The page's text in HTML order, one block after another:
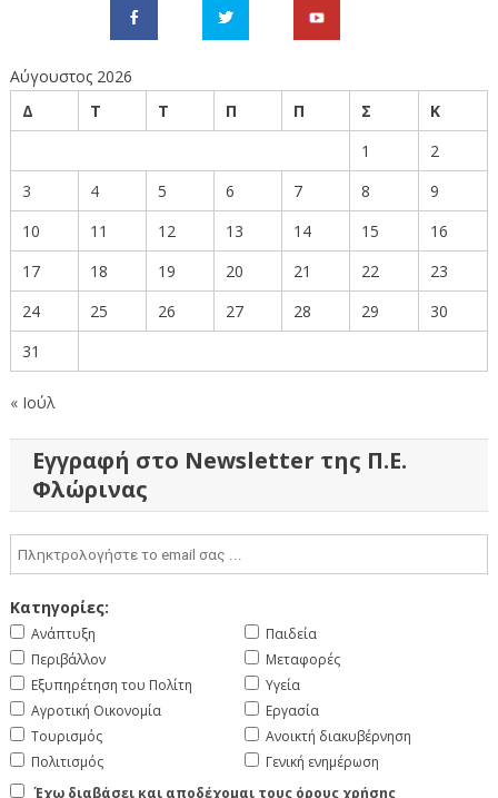
Αύγουστος 2026
Δ
Τ Τ Π Π Σ
Κ
1
2
3
4 5 6 7 8
9
10
11 12 13 14 15
16
17
18 19 20 21 22
23
24
25 26 27 28 29
30
31
« Ιούλ
Εγγραφή στο Newsletter της Π.Ε.
Φλώρινας
Κατηγορίες:
Ανάπτυξη
Περιβάλλον
Εξυπηρέτηση του Πολίτη
Αγροτική Οικονομία
Τουρισμός
Πολιτισμός
Παιδεία
Μεταφορές
Υγεία
Εργασία
Ανοικτή διακυβέρνηση
Γενική ενημέρωση
Έχω διαβάσει και αποδέχομαι τους όρους χρήσης